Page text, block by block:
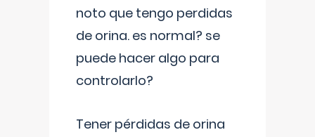
noto que tengo perdidas
de orina. es normal? se
puede hacer algo para
controlarlo?
Tener pérdidas de orina